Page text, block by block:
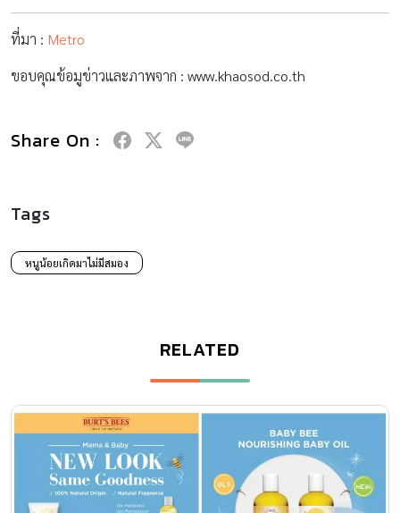
ที่มา : Metro
ขอบคุณข้อมูข่าวและภาพจาก : www.khaosod.co.th
Share On :
Tags
หนูน้อยเกิดมาไม่มีสมอง
RELATED